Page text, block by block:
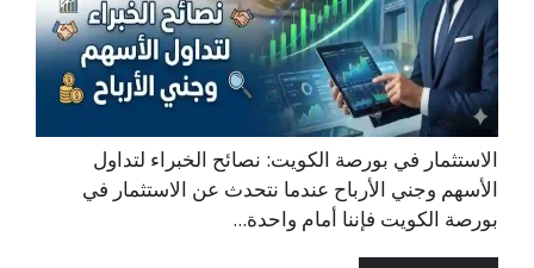
الاستثمار في بورصة الكويت: نصائح الخبراء لتداول
الأسهم وجني الأرباح عندما نتحدث عن الاستثمار في
بورصة الكويت فإننا أمام واحدة...